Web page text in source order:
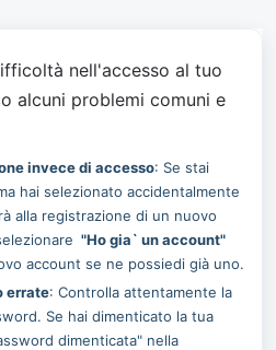
nell'accesso al tuo
alcuni problemi comuni e
invece di accesso: Se stai
hai selezionato accidentalmente
alla registrazione di un nuovo
"Ho gia` un account"
account se ne possiedi già uno.
errate: Controlla attentamente la
Se hai dimenticato la tua
dimenticata" nella